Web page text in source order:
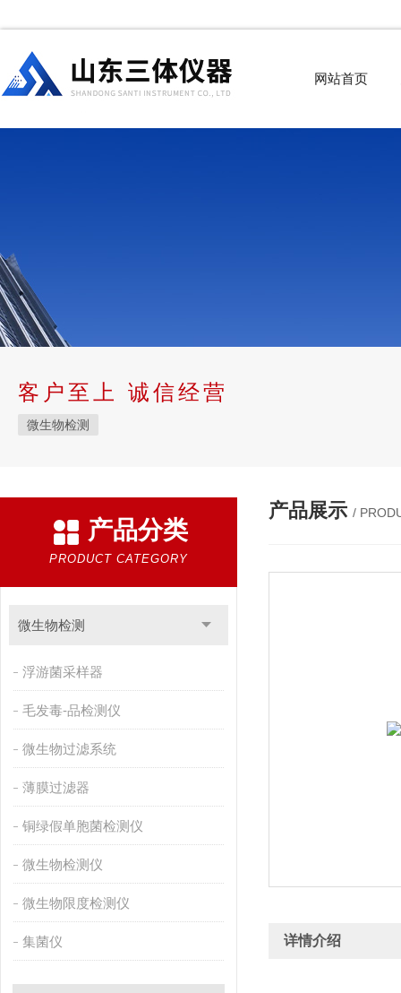
网站首页
客户至上 诚信经营
微生物检测
产品分类
PRODUCT CATEGORY
微生物检测
浮游菌采样器
毛发毒-品检测仪
微生物过滤系统
薄膜过滤器
铜绿假单胞菌检测仪
微生物检测仪
微生物限度检测仪
集菌仪
产品展示 /
详情介绍